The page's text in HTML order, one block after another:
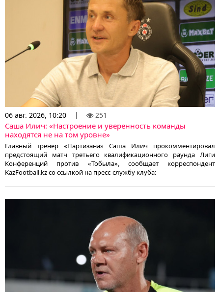
06 авг. 2026, 10:20 251
Саша Илич: «Настроение и уверенность команды
находятся не на том уровне»
Главный тренер «Партизана» Саша Илич прокомментировал
предстоящий матч третьего квалификационного раунда Лиги
Конференций против «Тобыла», сообщает корреспондент
KazFootball.kz со ссылкой на пресс-службу клуба: